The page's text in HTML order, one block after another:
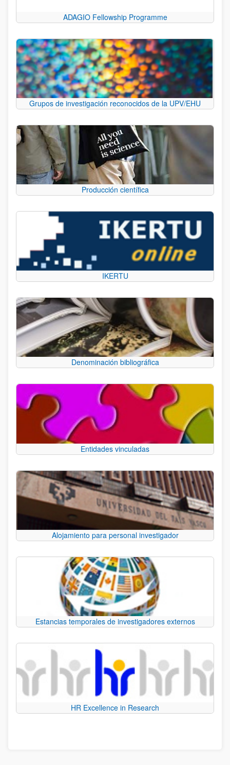
ADAGIO Fellowship Programme
Grupos de investigación reconocidos de la UPV/EHU
Producción científica
IKERTU
Denominación bibliográfica
Entidades vinculadas
Alojamiento para personal investigador
Estancias temporales de investigadores externos
HR Excellence in Research